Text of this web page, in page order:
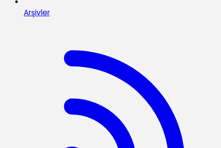
Arşivler